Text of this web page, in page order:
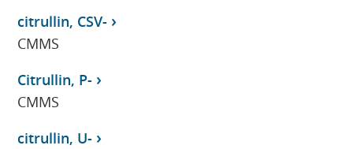
citrullin, CSV-
CMMS
Citrullin, P-
CMMS
citrullin, U-